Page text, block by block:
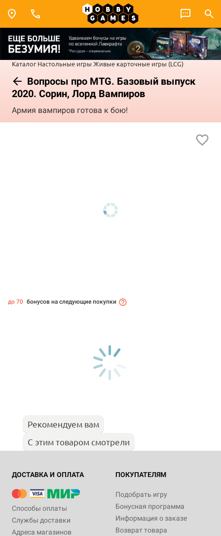
Каталог Настольные игры Живые карточные игры (LCG)
Вопросы про MTG. Базовый выпуск
2020. Сорин, Лорд Вампиров
Армия вампиров готова к бою!
до 70 бонусов на следующие покупки
Рекомендуем вам
С этим товаром смотрели
ДОСТАВКА И ОПЛАТА
Способы оплаты
Службы доставки
Адреса магазинов
ПОКУПАТЕЛЯМ
Подобрать игру
Бонусная программа
Информация о заказе
Возврат товара